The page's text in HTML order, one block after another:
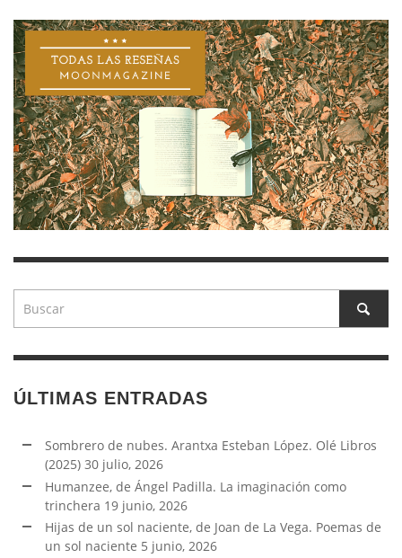
ÚLTIMAS ENTRADAS
Sombrero de nubes. Arantxa Esteban López. Olé Libros
(2025) 30 julio, 2026
Humanzee, de Ángel Padilla. La imaginación como
trinchera 19 junio, 2026
Hijas de un sol naciente, de Joan de La Vega. Poemas de
un sol naciente 5 junio, 2026